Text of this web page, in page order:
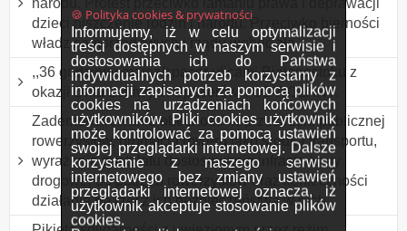
🍪 Polityka cookies & prywatności
Informujemy, iż w celu optymalizacji
treści dostępnych w naszym serwisie i
dostosowania ich do Państwa
indywidualnych potrzeb korzystamy z
informacji zapisanych za pomocą plików
cookies na urządzeniach końcowych
użytkowników. Pliki cookies użytkownik
może kontrolować za pomocą ustawień
swojej przeglądarki internetowej. Dalsze
korzystanie z naszego serwisu
internetowego bez zmiany ustawień
przeglądarki internetowej oznacza, iż
użytkownik akceptuje stosowanie plików
cookies.
dzieci niszczenie rodzin i narodu. Przeciwko bierności
władz samorządowych i rządu wobec zła
,,36 godzinny marsz/spacer ulicami Białegostoku z
okazji Dnia Leniwych Spacerów". ODWOŁANY.
Zademonstrowanie obecności w przestrzeni publicznej
rowerzystów, promocja roweru jako środka transportu,
wyrażenie postulatu dostosowania infrastruktury
drogowej do potrzeb rowerzystów oraz konieczności
działania na rzecz ich bezpieczeństwa w ruch